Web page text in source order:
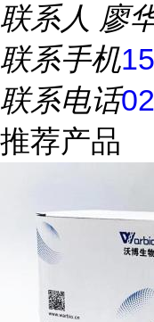
联系人 廖
联系手机
联系电话
推荐产品